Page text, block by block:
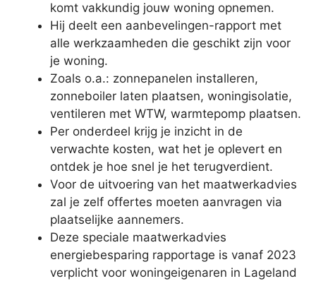
komt vakkundig jouw woning opnemen.
Hij deelt een aanbevelingen-rapport met
alle werkzaamheden die geschikt zijn voor
je woning.
Zoals o.a.: zonnepanelen installeren,
zonneboiler laten plaatsen, woningisolatie,
ventileren met WTW, warmtepomp plaatsen.
Per onderdeel krijg je inzicht in de
verwachte kosten, wat het je oplevert en
ontdek je hoe snel je het terugverdient.
Voor de uitvoering van het maatwerkadvies
zal je zelf offertes moeten aanvragen via
plaatselijke aannemers.
Deze speciale maatwerkadvies
energiebesparing rapportage is vanaf 2023
verplicht voor woningeigenaren in Lageland